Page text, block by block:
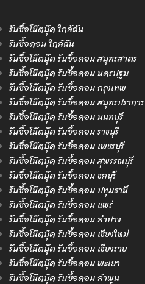
รับซื้อโน๊ตบุ๊ค ใกล้ฉัน
รับซื้อคอม ใกล้ฉัน
รับซื้อโน๊ตบุ๊ค รับซื้อคอม สมุทรสาคร
รับซื้อโน๊ตบุ๊ค รับซื้อคอม นครปฐม
รับซื้อโน๊ตบุ๊ค รับซื้อคอม กรุงเทพ
รับซื้อโน๊ตบุ๊ค รับซื้อคอม สมุทรปราการ
รับซื้อโน๊ตบุ๊ค รับซื้อคอม นนทบุรี
รับซื้อโน๊ตบุ๊ค รับซื้อคอม ราชบุรี
รับซื้อโน๊ตบุ๊ค รับซื้อคอม เพชรบุรี
รับซื้อโน๊ตบุ๊ค รับซื้อคอม สุพรรณบุรี
รับซื้อโน๊ตบุ๊ค รับซื้อคอม ชลบุรี
รับซื้อโน๊ตบุ๊ค รับซื้อคอม ปทุมธานี
รับซื้อโน๊ตบุ๊ค รับซื้อคอม แพร่
รับซื้อโน๊ตบุ๊ค รับซื้อคอม ลำปาง
รับซื้อโน๊ตบุ๊ค รับซื้อคอม เชียงใหม่
รับซื้อโน๊ตบุ๊ค รับซื้อคอม เชียงราย
รับซื้อโน๊ตบุ๊ค รับซื้อคอม พะเยา
รับซื้อโน๊ตบุ๊ค รับซื้อคอม ลำพูน